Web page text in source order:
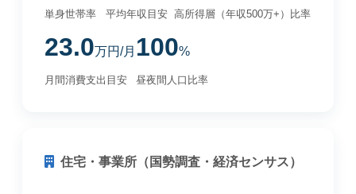
単身世帯率 平均年収目安 高所得層（年収500万+）比率
23.0万円/月
月間消費支出目安
100%
昼夜間人口比率
住宅・事業所（国勢調査・経済センサス）